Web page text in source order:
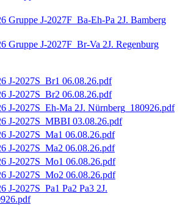
Gruppe J-2027F_Ba-Eh-Pa 2J. Bamberg
Gruppe J-2027F_Br-Va 2J. Regenburg
J-2027S_Br1 06.08.26.pdf
J-2027S_Br2 06.08.26.pdf
J-2027S_Eh-Ma 2J. Nürnberg_180926.pdf
J-2027S_MBBI 03.08.26.pdf
J-2027S_Ma1 06.08.26.pdf
J-2027S_Ma2 06.08.26.pdf
J-2027S_Mo1 06.08.26.pdf
J-2027S_Mo2 06.08.26.pdf
J-2027S_Pa1 Pa2 Pa3 2J.